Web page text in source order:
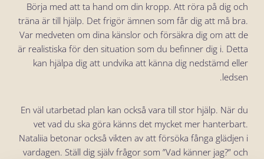
Börja med att ta hand om din kropp. Att röra på dig och
träna är till hjälp. Det frigör ämnen som får dig att må bra.
Var medveten om dina känslor och försäkra dig om att de
är realistiska för den situation som du befinner dig i. Detta
kan hjälpa dig att undvika att känna dig nedstämd eller
ledsen.
En väl utarbetad plan kan också vara till stor hjälp. När du
vet vad du ska göra känns det mycket mer hanterbart.
Nataliia betonar också vikten av att försöka fånga glädjen i
vardagen. Ställ dig själv frågor som ”Vad känner jag?” och